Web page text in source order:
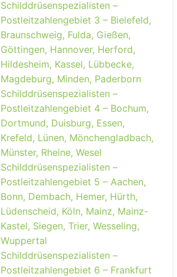
Schilddrüsenspezialisten –
Postleitzahlengebiet 3 – Bielefeld,
Braunschweig, Fulda, Gießen,
Göttingen, Hannover, Herford,
Hildesheim, Kassel, Lübbecke,
Magdeburg, Minden, Paderborn
Schilddrüsenspezialisten –
Postleitzahlengebiet 4 – Bochum,
Dortmund, Duisburg, Essen,
Krefeld, Lünen, Mönchengladbach,
Münster, Rheine, Wesel
Schilddrüsenspezialisten –
Postleitzahlengebiet 5 – Aachen,
Bonn, Dembach, Hemer, Hürth,
Lüdenscheid, Köln, Mainz, Mainz-
Kastel, Siegen, Trier, Wesseling,
Wuppertal
Schilddrüsenspezialisten –
Postleitzahlengebiet 6 – Frankfurt